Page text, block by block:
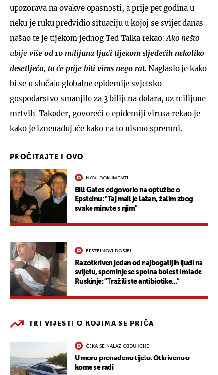
upozorava na ovakve opasnosti, a prije pet godina u
neku je ruku predvidio situaciju u kojoj se svijet danas
našao te je tijekom jednog Ted Talka rekao: Ako nešto
ubije više od 10 milijuna ljudi tijekom sljedećih nekoliko
desetljeća, to će prije biti virus nego rat. Naglasio je kako
bi se u slučaju globalne epidemije svjetsko
gospodarstvo smanjilo za 3 bilijuna dolara, uz milijune
mrtvih. Također, govoreći o epidemiji virusa rekao je
kako je iznenađujuće kako na to nismo spremni.
PROČITAJTE I OVO
NOVI DOKUMENTI
Bill Gates odgovorio na optužbe o
Epsteinu: "Taj mail je lažan, žalim zbog
svake minute s njim"
EPSTEINOVI DOSJEI
Razotkriven jedan od najbogatijih ljudi na
svijetu, spominje se spolna bolest i mlade
Ruskinje: "Tražili ste antibiotike..."
TRI VIJESTI O KOJIMA SE PRIČA
ČEKA SE NALAZ OBDUKCIJE
U moru pronađeno tijelo: Otkriveno o
kome se radi